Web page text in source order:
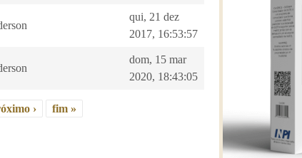
qui, 21 dez
2017, 16:53:57
dom, 15 mar
2020, 18:43:05
› fim »